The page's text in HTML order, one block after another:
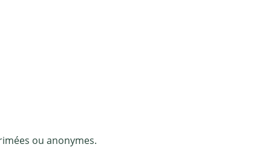
ou anonymes.